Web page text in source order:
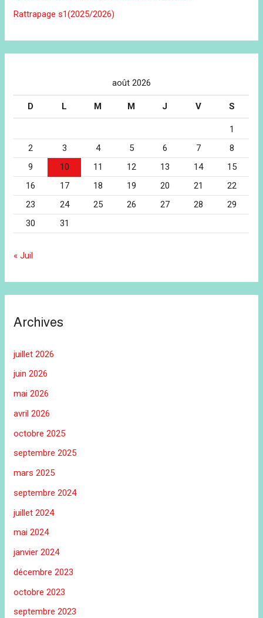
Rattrapage s1(2025/2026)
août 2026
D L M M J V S
1
2
3 4 5 6 7
8
9
10 11 12 13 14
15
16
17 18 19 20 21
22
23
24 25 26 27 28
29
30
31
« Juil
Archives
juillet 2026
juin 2026
mai 2026
avril 2026
octobre 2025
septembre 2025
mars 2025
septembre 2024
juillet 2024
mai 2024
janvier 2024
décembre 2023
octobre 2023
septembre 2023